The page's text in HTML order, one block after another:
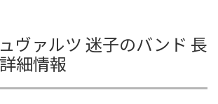
ヴァルツ 迷子のバンド 長
細情報